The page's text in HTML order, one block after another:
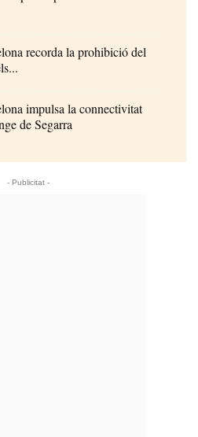
recorda la prohibició del
impulsa la connectivitat
de Segarra
- Publicitat -